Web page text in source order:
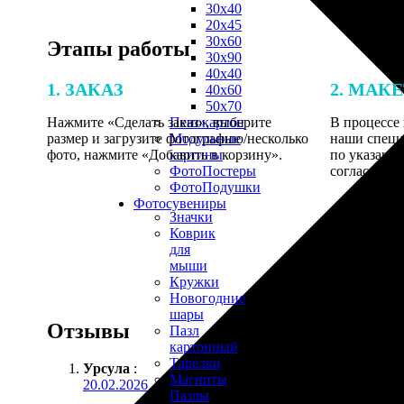
30х40
20х45
30х60
30х90
40х40
40х60
50х70
Пенокартон
Модульные
картины
ФотоПостеры
ФотоПодушки
Фотоcувениры
Значки
Коврик
для
мыши
Кружки
Новогодние
шары
Пазл
картонный
Тарелки
Магниты
Пазлы
Этапы работы
1. ЗАКАЗ
Нажмите «Сделать заказ», выберите
размер и загрузите фотографию/несколько
фото, нажмите «Добавить в корзину».
2.
В процессе
наши
по
Отзывы
Урсула :
20.02.2026